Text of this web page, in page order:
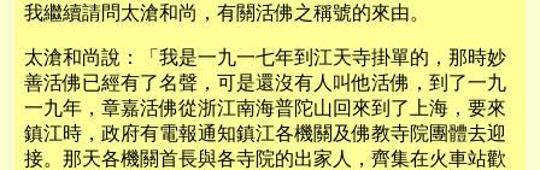
我繼續請問太滄和尚，有關活佛之稱號的來由。
太滄和尚說：「我是一九一七年到江天寺掛單的，那時妙
善活佛已經有了名聲，可是還沒有人叫他活佛，到了一九
一九年，章嘉活佛從浙江南海普陀山回來到了上海，要來
鎮江時，政府有電報通知鎮江各機關及佛教寺院團體去迎
接。那天各機關首長與各寺院的出家人，齊集在火車站歡